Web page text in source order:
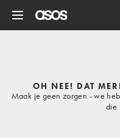
OH NEE! DAT
Maak je geen zorgen - we
die